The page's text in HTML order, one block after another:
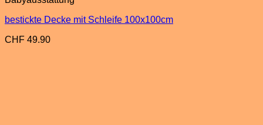
bestickte Decke mit Schleife 100x100cm
CHF 49.90